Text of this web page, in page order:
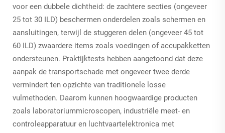
voor een dubbele dichtheid: de zachtere secties (ongeveer
25 tot 30 ILD) beschermen onderdelen zoals schermen en
aansluitingen, terwijl de stuggeren delen (ongeveer 45 tot
60 ILD) zwaardere items zoals voedingen of accupakketten
ondersteunen. Praktijktests hebben aangetoond dat deze
aanpak de transportschade met ongeveer twee derde
vermindert ten opzichte van traditionele losse
vulmethoden. Daarom kunnen hoogwaardige producten
zoals laboratoriummicroscopen, industriële meet- en
controleapparatuur en luchtvaartelektronica met